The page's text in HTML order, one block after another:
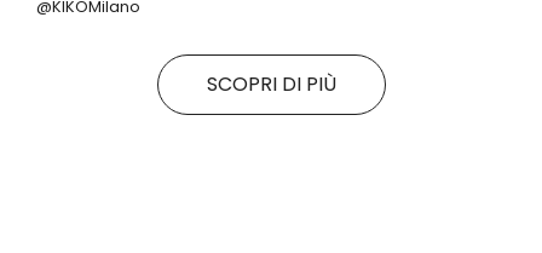
@KIKOMilano
SCOPRI DI PIÙ